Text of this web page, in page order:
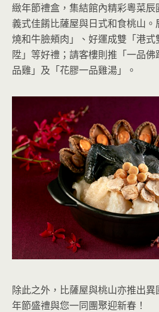
緻年節禮盒，集結館內精彩粵菜辰
義式佳餚比薩屋與日式和食桃山
燒和牛臉頰肉」、好運成雙「港
陞」等好禮；請客樓則推「一品
品雞」及「花膠一品雞湯」。
除此之外，比薩屋與桃山亦推出
年節盛禮與您一同團聚迎新春！